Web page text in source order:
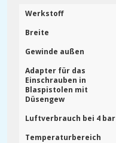
Werkstoff
Breite
Gewinde außen
Adapter für das
Einschrauben in
Blaspistolen mit
Düsengew
Luftverbrauch bei 4 bar
Temperaturbereich